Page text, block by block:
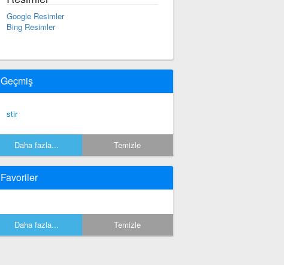
Google Resimler
Bing Resimler
Geçmiş
stir
Daha fazla... Temizle
Favoriler
Daha fazla... Temizle